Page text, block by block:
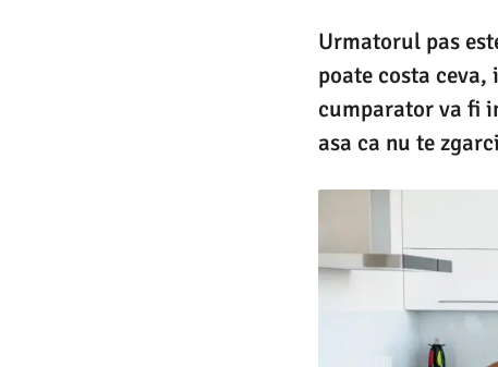
Urmatorul pas
poate costa
cumparator va fi
asa ca nu te